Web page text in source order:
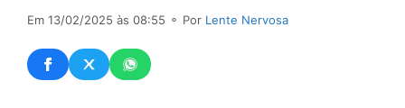
Em 13/02/2025 às 08:55 ⚬ Por Lente Nervosa